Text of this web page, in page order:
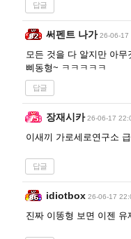
답글
써펜트 나가 26-06-17
모든 것을 다 알지만 아무
삐동형~ ㅋㅋㅋㅋㅋ
답글
장재시카 26-06-17
이새끼 가로세로연구소
답글
idiotbox 26-06-17
진짜 이똥형 보면 이젠